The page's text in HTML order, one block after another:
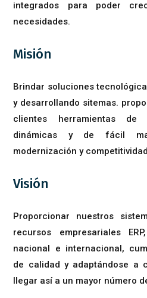
integrados para poder
necesidades.
Misión
Brindar soluciones
y desarrollando sitemas.
clientes herramientas de
dinámicas y de fácil
modernización y
Visión
Proporcionar nuestros
recursos empresariales
nacional e internacional,
de calidad y adaptándose a
llegar así a un mayor número